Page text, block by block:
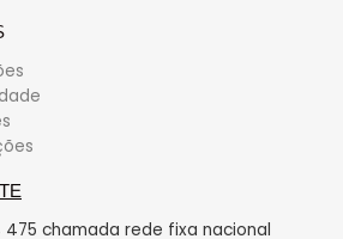
475 chamada rede fixa nacional